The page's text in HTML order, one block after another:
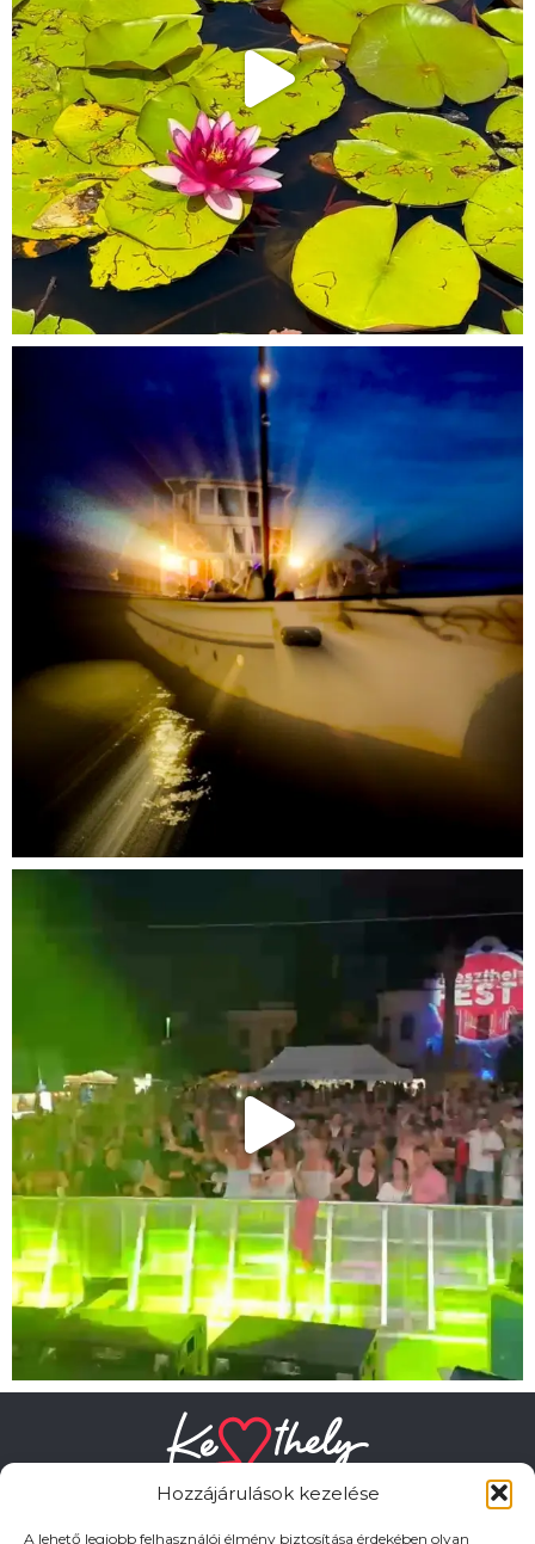
Hozzájárulások kezelése
A lehető legjobb felhasználói élmény biztosítása érdekében olyan